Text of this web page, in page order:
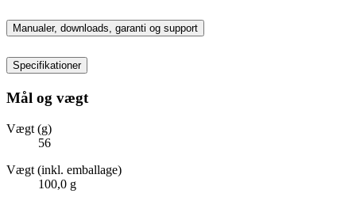
Manualer, downloads, garanti og support
Specifikationer
Mål og vægt
Vægt (g)
56
Vægt (inkl. emballage)
100,0 g